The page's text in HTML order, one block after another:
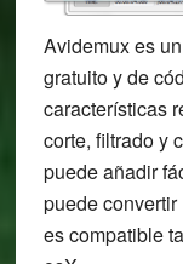
Avidemux es
gratuito y de
características
corte, filtrado y
puede añadir
puede
es compatible